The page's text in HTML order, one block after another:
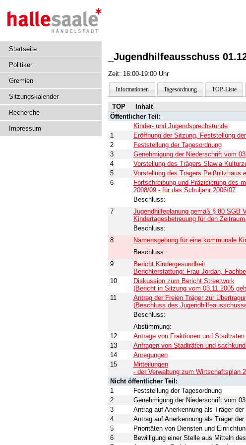
Startseite
Politiker
Gremien
Sitzungskalender
Recherche
Impressum
_Jugendhilfeausschuss
Zeit: 16:00-19:00 Uhr
Informationen Tagesordnung TOP-Liste
TOP Inhalt
Öffentlicher Teil:
Kinder- und Jugendsprechstunde
1
Eröffnung der Sitzung, Feststellung
2
Feststellung der Tagesordnung
3
Genehmigung der Niederschrift vom
4
Vorstellung des Trägers Slawia
5
Vorstellung des Trägers Peißnitzhaus
6
Fortschreibung und Präzisierung des
2008/09 - für das Schuljahr 2006/07
Beschluss:
7
Jugendhilfeplanung gemäß § 80 SGB
Kindertagesbetreuung für den
Beschluss:
8 Namensgebung für eine kommunale
Beschluss:
9
Bericht Kindergesundheit
Berichterstattung: Frau Jordan,
10
Diskussion zum Bericht Streetwork
(Bericht in Sitzung vom 03.11.2005
11
Antrag der Freien Träger zur
(Beschluss des
Beschluss:
Abstimmung:
12
Anträge von Fraktionen und Stadträten
13
Anfragen von Stadträten und
14
Anregungen
15
Mitteilungen
- der Verwaltung zum Wirtschaftsplan
Nicht öffentlicher Teil:
1
Feststellung der Tagesordnung
2
Genehmigung der Niederschrift vom
3
Antrag auf Anerkennung als Träger
4
Antrag auf Anerkennung als Träger
5
Prioritäten von Diensten und
6
Bewilligung einer Stelle aus Mitteln